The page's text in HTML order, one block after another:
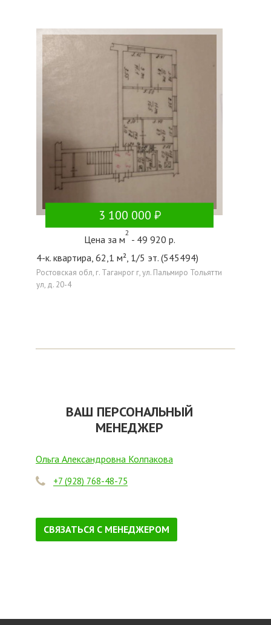
3 100 000
Цена за м
2
- 49 920 р.
4-к. квартира, 62,1 м², 1/5 эт. (545494)
Ростовская обл, г. Таганрог г, ул. Пальмиро Тольятти
ул, д. 20-4
ВАШ ПЕРСОНАЛЬНЫЙ
МЕНЕДЖЕР
Ольга Александровна Колпакова
+7 (928) 768-48-75
СВЯЗАТЬСЯ С МЕНЕДЖЕРОМ